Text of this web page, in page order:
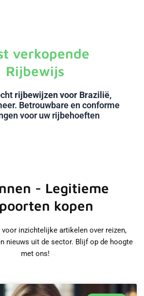
verkopende
Rijbewijs
rijbewijzen voor Brazilië,
Betrouwbare en conforme
voor uw rijbehoeften
- Legitieme
kopen
inzichtelijke artikelen over reizen,
nieuws uit de sector. Blijf op de hoogte
met ons!